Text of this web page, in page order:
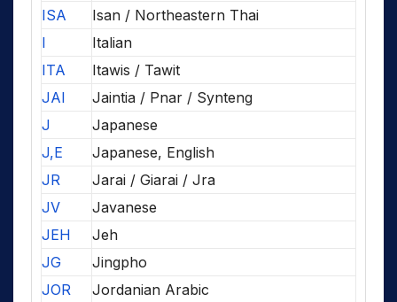
ISA
Isan / Northeastern Thai
I
Italian
ITA
Itawis / Tawit
JAI
Jaintia / Pnar / Synteng
J
Japanese
J,E
Japanese, English
JR
Jarai / Giarai / Jra
JV
Javanese
JEH
Jeh
JG
Jingpho
JOR
Jordanian Arabic